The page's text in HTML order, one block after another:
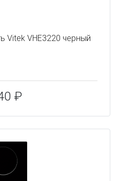
Vitek VHE3220 черный
₽